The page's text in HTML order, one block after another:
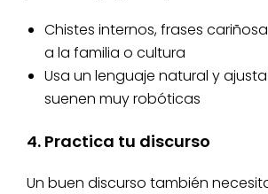
Chistes internos, frases
a la familia o cultura
Usa un lenguaje natural y
suenen muy robóticas
4. Practica tu discurso
Un buen discurso también